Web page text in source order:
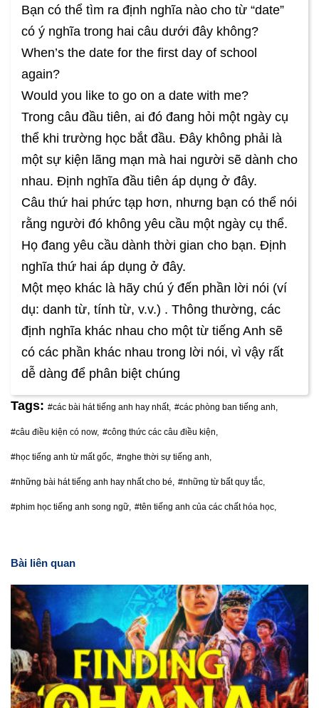
Bạn có thể tìm ra định nghĩa nào cho từ “date”
có ý nghĩa trong hai câu dưới đây không?
When’s the date for the first day of school
again?
Would you like to go on a date with me?
Trong câu đầu tiên, ai đó đang hỏi một ngày cụ
thể khi trường học bắt đầu. Đây không phải là
một sự kiện lãng mạn mà hai người sẽ dành cho
nhau. Định nghĩa đầu tiên áp dụng ở đây.
Câu thứ hai phức tạp hơn, nhưng bạn có thể nói
rằng người đó không yêu cầu một ngày cụ thể.
Họ đang yêu cầu dành thời gian cho bạn. Định
nghĩa thứ hai áp dụng ở đây.
Một mẹo khác là hãy chú ý đến phần lời nói (ví
dụ: danh từ, tính từ, v.v.) . Thông thường, các
định nghĩa khác nhau cho một từ tiếng Anh sẽ
có các phần khác nhau trong lời nói, vì vậy rất
dễ dàng để phân biệt chúng
Tags: #các bài hát tiếng anh hay nhất, #các phòng ban tiếng anh,
#câu điều kiện có now, #công thức các câu điều kiện,
#học tiếng anh từ mất gốc, #nghe thời sự tiếng anh,
#những bài hát tiếng anh hay nhất cho bé, #những từ bất quy tắc,
#phim học tiếng anh song ngữ, #tên tiếng anh của các chất hóa học,
Bài liên quan